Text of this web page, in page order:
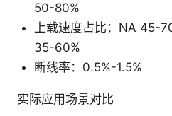
50-80%
上载速度占比：NA 45-
35-60%
断线率：0.5%-1.5%
实际应用场景对比